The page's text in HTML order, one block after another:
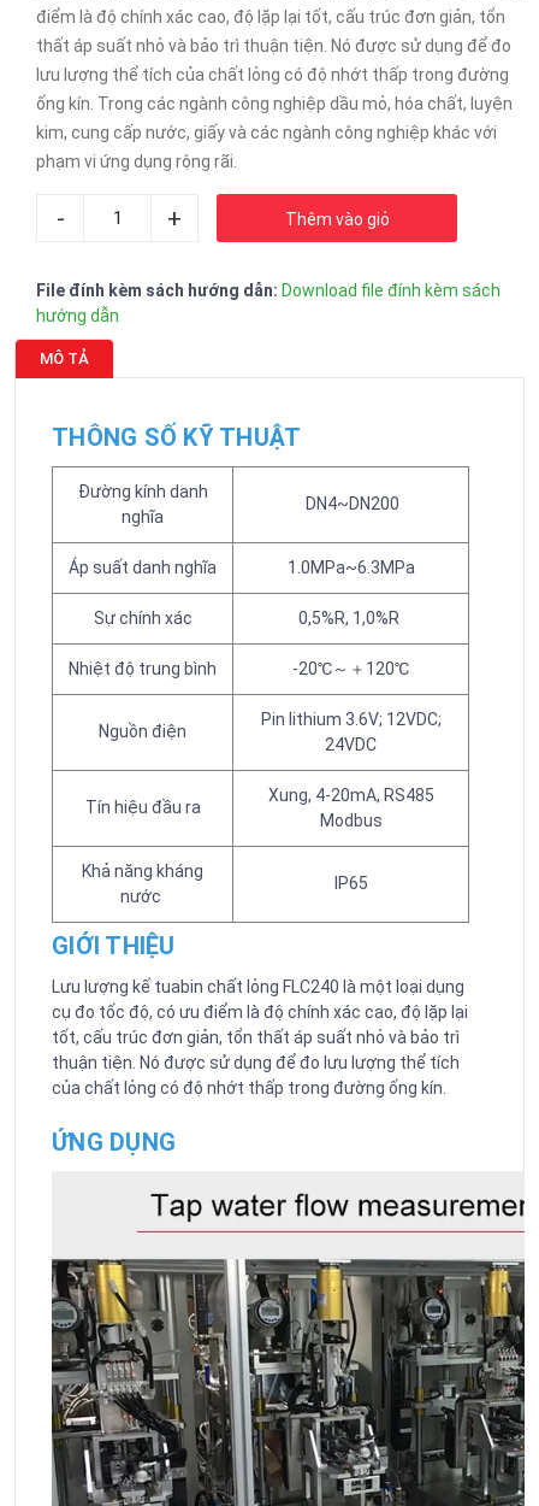
điểm là độ chính xác cao, độ lặp lại tốt, cấu trúc đơn giản, tổn
thất áp suất nhỏ và bảo trì thuận tiện. Nó được sử dụng để đo
lưu lượng thể tích của chất lỏng có độ nhớt thấp trong đường
ống kín. Trong các ngành công nghiệp dầu mỏ, hóa chất, luyện
kim, cung cấp nước, giấy và các ngành công nghiệp khác với
phạm vi ứng dụng rộng rãi.
- + Thêm vào giỏ
File đính kèm sách hướng dẫn: Download file đính kèm sách
hướng dẫn
MÔ TẢ
THÔNG SỐ KỸ THUẬT
Đường kính danh
nghĩa
DN4~DN200
Áp suất danh nghĩa 1.0MPa~6.3MPa
Sự chính xác 0,5%R, 1,0%R
Nhiệt độ trung bình -20℃～＋120℃
Nguồn điện
Pin lithium 3.6V; 12VDC;
24VDC
Tín hiệu đầu ra
Xung, 4-20mA, RS485
Modbus
Khả năng kháng
nước
IP65
GIỚI THIỆU
Lưu lượng kế tuabin chất lỏng FLC240 là một loại dụng
cụ đo tốc độ, có ưu điểm là độ chính xác cao, độ lặp lại
tốt, cấu trúc đơn giản, tổn thất áp suất nhỏ và bảo trì
thuận tiện. Nó được sử dụng để đo lưu lượng thể tích
của chất lỏng có độ nhớt thấp trong đường ống kín.
ỨNG DỤNG